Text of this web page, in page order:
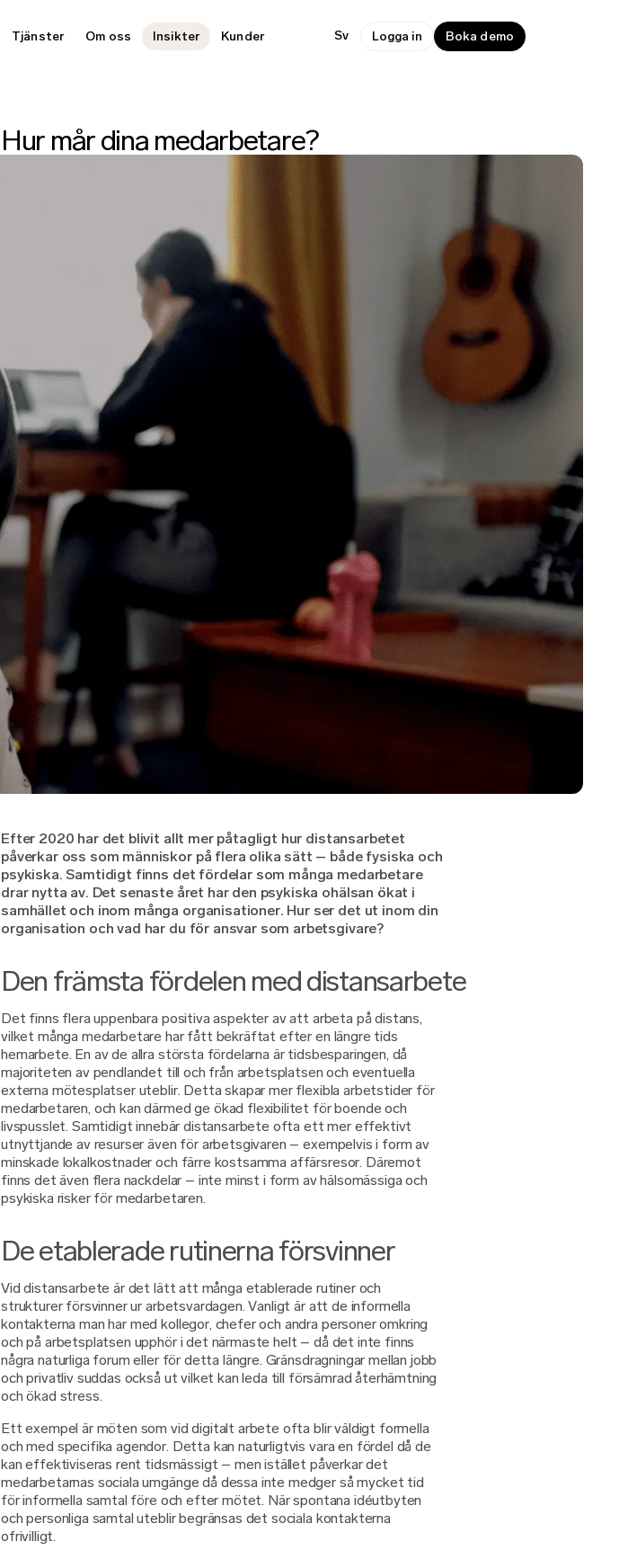
Tjänster Om oss Insikter Kunder Sv Logga in Boka demo
Hur mår dina medarbetare?
Efter 2020 har det blivit allt mer påtagligt hur distansarbetet
påverkar oss som människor på flera olika sätt – både fysiska och
psykiska. Samtidigt finns det fördelar som många medarbetare
drar nytta av. Det senaste året har den psykiska ohälsan ökat i
samhället och inom många organisationer. Hur ser det ut inom din
organisation och vad har du för ansvar som arbetsgivare?
Den främsta fördelen med distansarbete
Det finns flera uppenbara positiva aspekter av att arbeta på distans,
vilket många medarbetare har fått bekräftat efter en längre tids
hemarbete. En av de allra största fördelarna är tidsbesparingen, då
majoriteten av pendlandet till och från arbetsplatsen och eventuella
externa mötesplatser uteblir. Detta skapar mer flexibla arbetstider för
medarbetaren, och kan därmed ge ökad flexibilitet för boende och
livspusslet. Samtidigt innebär distansarbete ofta ett mer effektivt
utnyttjande av resurser även för arbetsgivaren – exempelvis i form av
minskade lokalkostnader och färre kostsamma affärsresor. Däremot
finns det även flera nackdelar – inte minst i form av hälsomässiga och
psykiska risker för medarbetaren.
De etablerade rutinerna försvinner
Vid distansarbete är det lätt att många etablerade rutiner och
strukturer försvinner ur arbetsvardagen. Vanligt är att de informella
kontakterna man har med kollegor, chefer och andra personer omkring
och på arbetsplatsen upphör i det närmaste helt – då det inte finns
några naturliga forum eller för detta längre. Gränsdragningar mellan jobb
och privatliv suddas också ut vilket kan leda till försämrad återhämtning
och ökad stress.
Ett exempel är möten som vid digitalt arbete ofta blir väldigt formella
och med specifika agendor. Detta kan naturligtvis vara en fördel då de
kan effektiviseras rent tidsmässigt – men istället påverkar det
medarbetarnas sociala umgänge då dessa inte medger så mycket tid
för informella samtal före och efter mötet. När spontana idéutbyten
och personliga samtal uteblir begränsas det sociala kontakterna
ofrivilligt.